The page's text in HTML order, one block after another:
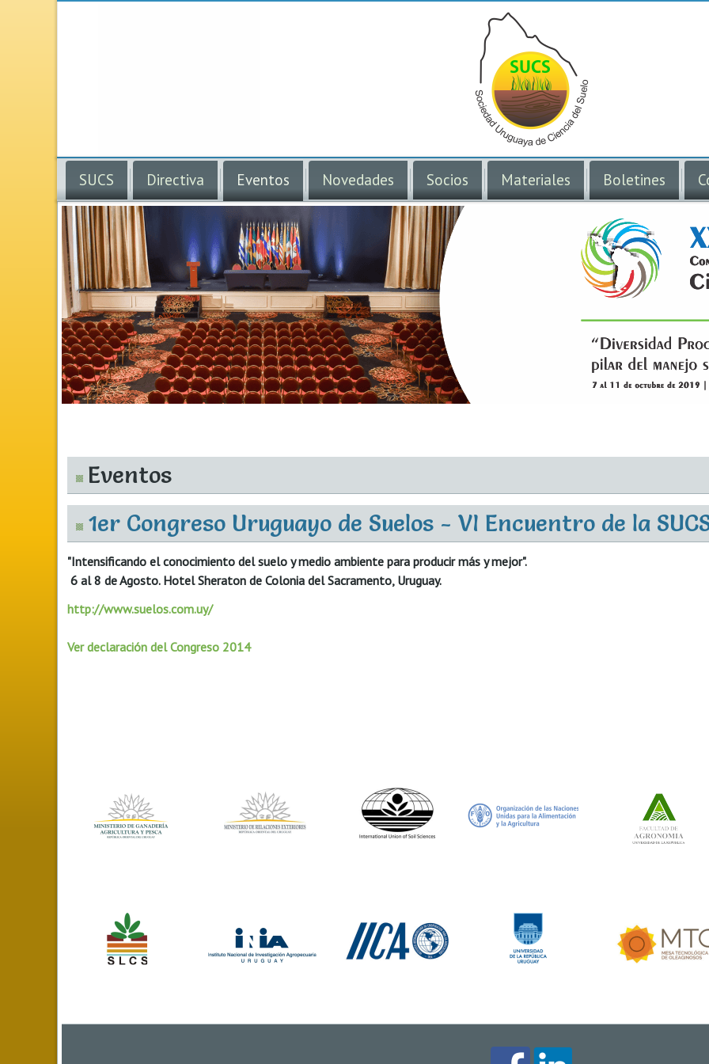
SUCS Directiva Eventos Novedades Socios Materiales Boletines
Eventos
1er Congreso Uruguayo de Suelos - VI Encuentro de la
"Intensificando el conocimiento del suelo y medio ambiente para producir más y mejor".
6 al 8 de Agosto. Hotel Sheraton de Colonia del Sacramento, Uruguay.
http://www.suelos.com.uy/
Ver declaración del Congreso 2014